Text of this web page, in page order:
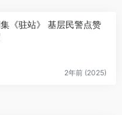
《驻站》 基层民警点赞
2年前 (2025)